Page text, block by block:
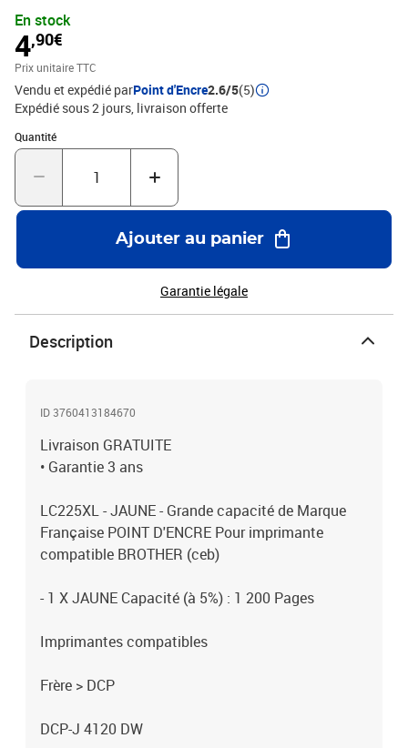
MFC-JMFC-J 4420 DWMFC-J 4425 DWMFC-J 4620 DWMFC-J
4625 DW
En stock
4,90€
Prix unitaire TTC
Vendu et expédié parPoint d'Encre2.6/5(5)
Expédié sous 2 jours livraison offerte
Quantité
Quantité : 1
Ajouter au panier
Garantie légale
Description
ID 3760413184670
Livraison GRATUITE
• Garantie 3 ans
LC225XL - JAUNE - Grande capacité de Marque
Française POINT D'ENCRE Pour imprimante
compatible BROTHER (ceb)
- 1 X JAUNE Capacité (à 5%) : 1 200 Pages
Imprimantes compatibles
Frère > DCP
DCP-J 4120 DW